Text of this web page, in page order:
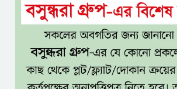
জনের, সিলেটে